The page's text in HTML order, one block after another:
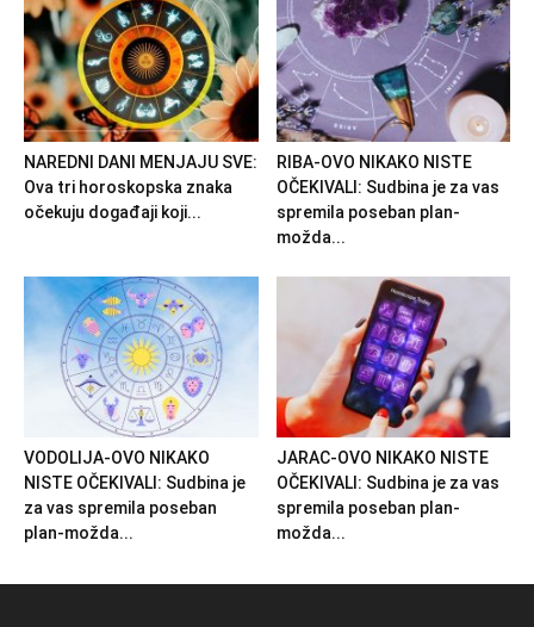
NAREDNI DANI MENJAJU SVE:
Ova tri horoskopska znaka
očekuju događaji koji...
RIBA-OVO NIKAKO NISTE
OČEKIVALI: Sudbina je za vas
spremila poseban plan-
možda...
VODOLIJA-OVO NIKAKO
NISTE OČEKIVALI: Sudbina je
za vas spremila poseban
plan-možda...
JARAC-OVO NIKAKO NISTE
OČEKIVALI: Sudbina je za vas
spremila poseban plan-
možda...